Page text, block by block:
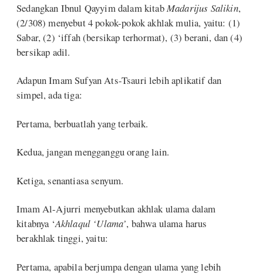
Sedangkan Ibnul Qayyim dalam kitabMadarijus Salikin,
(2/308) menyebut 4 pokok-pokok akhlak mulia, yaitu: (1)
Sabar, (2) ‘iffah (bersikap terhormat), (3) berani, dan (4)
bersikap adil.
Adapun Imam Sufyan Ats-Tsauri lebih aplikatif dan
simpel, ada tiga:
Pertama, berbuatlah yang terbaik.
Kedua, jangan mengganggu orang lain.
Ketiga, senantiasa senyum.
Imam Al-Ajurri menyebutkan akhlak ulama dalam
kitabnya ‘Akhlaqul ‘Ulama’, bahwa ulama harus
berakhlak tinggi, yaitu:
Pertama, apabila berjumpa dengan ulama yang lebih